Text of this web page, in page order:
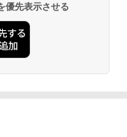
優先表示させる